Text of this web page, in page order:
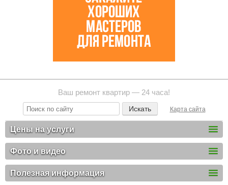
Ваш ремонт квартир — 24 часа!
Карта сайта
Цены на услуги
Фото и видео
Полезная информация